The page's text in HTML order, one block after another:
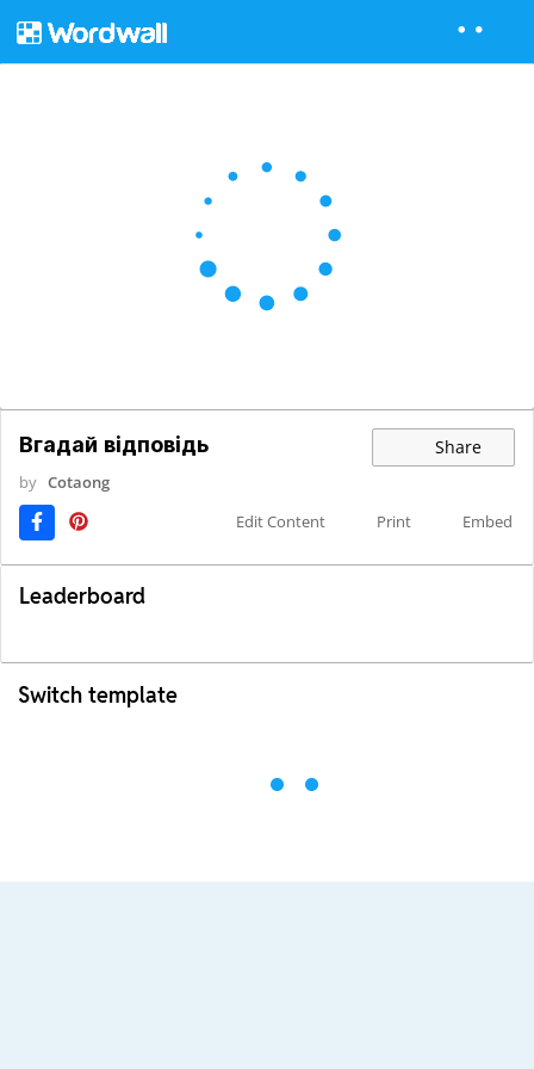
Вгадай відповідь Share
by Cotaong
Edit Content
Print Embed
Leaderboard
Switch template